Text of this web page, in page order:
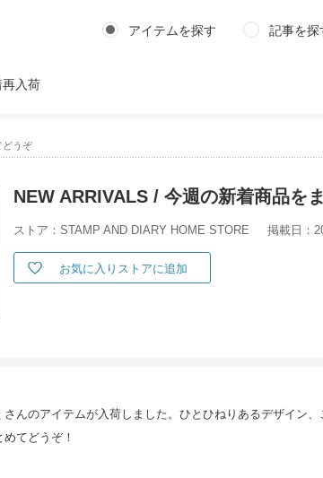
アイテムを探す 記事を探
再入荷
どうぞ
NEW ARRIVALS / 今週の新着商品を
ストア：STAMP AND DIARY HOME STORE 掲載日：
お気に入りストアに追加
さんのアイテムが入荷しました。ひとひねりあるデザイン、
てどうぞ！